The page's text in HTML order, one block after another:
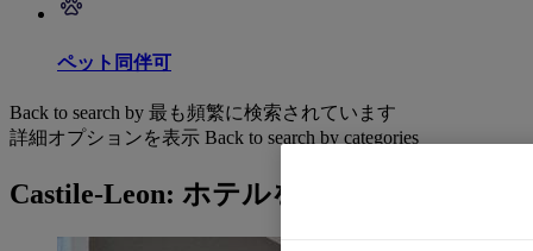
ペット同伴可
Back to search by 最も頻繁に検索されています
詳細オプションを表示 Back to search by categories
Castile-Leon: ホテルを検索する